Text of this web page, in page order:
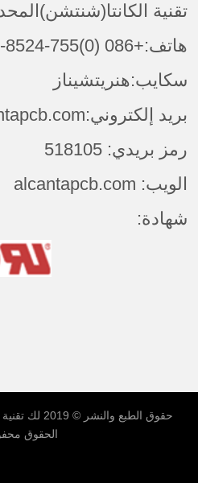
تقنية
هاتف:+086 (0)755-8524-1496
سكايب:هنريتشيناز
بريد إلكتروني:info@alcantapcb.com
رمز بريدي: 518105
الويب: alcantapcb.com
شهادة:
حقوق الطبع والنشر © 2019 لك
الحقوق